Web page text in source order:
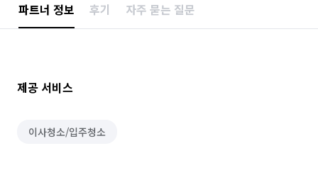
파트너 정보 후기 자주 묻는 질문
제공 서비스
이사청소/입주청소